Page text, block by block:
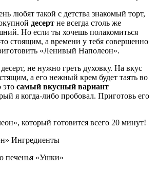
любят такой с детства знакомый торт,
десерт не всегда столь же
Но если ты хочешь полакомиться
стоящим, а времени у тебя совершенно
«Ленивый Наполеон».
не нужно греть духовку. На вкус
а его нежный крем будет таять во
это самый вкусный вариант
я когда-либо пробовал. Приготовь его
Ингредиенты
печенья «Ушки»